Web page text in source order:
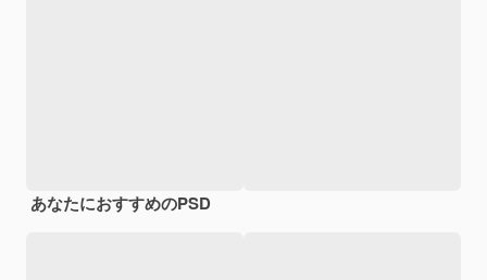
あなたにおすすめのPSD